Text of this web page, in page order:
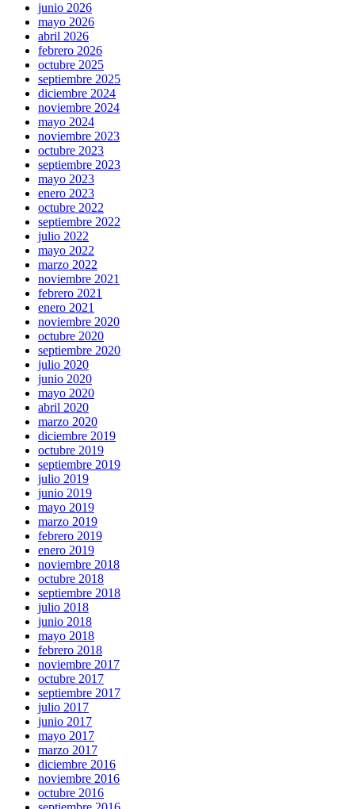
junio 2026
mayo 2026
abril 2026
febrero 2026
octubre 2025
septiembre 2025
diciembre 2024
noviembre 2024
mayo 2024
noviembre 2023
octubre 2023
septiembre 2023
mayo 2023
enero 2023
octubre 2022
septiembre 2022
julio 2022
mayo 2022
marzo 2022
noviembre 2021
febrero 2021
enero 2021
noviembre 2020
octubre 2020
septiembre 2020
julio 2020
junio 2020
mayo 2020
abril 2020
marzo 2020
diciembre 2019
octubre 2019
septiembre 2019
julio 2019
junio 2019
mayo 2019
marzo 2019
febrero 2019
enero 2019
noviembre 2018
octubre 2018
septiembre 2018
julio 2018
junio 2018
mayo 2018
febrero 2018
noviembre 2017
octubre 2017
septiembre 2017
julio 2017
junio 2017
mayo 2017
marzo 2017
diciembre 2016
noviembre 2016
octubre 2016